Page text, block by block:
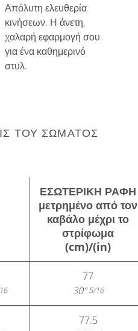
Απόλυτη ελευθερία
κινήσεων. Η άνετη,
χαλαρή εφαρμογή σου
για ένα καθημερινό
στυλ.
ΤΟΥ ΣΏΜΑΤΌΣ
ΕΣΩΤΕΡΙΚΉ ΡΑΦΉ
μετρημένο από τον
καβάλο μέχρι το
στρίφωμα
(cm)/(in)
77
30"5/16
77.5